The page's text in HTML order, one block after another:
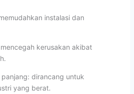
instalasi dan
kerusakan akibat
dirancang untuk
yang berat.